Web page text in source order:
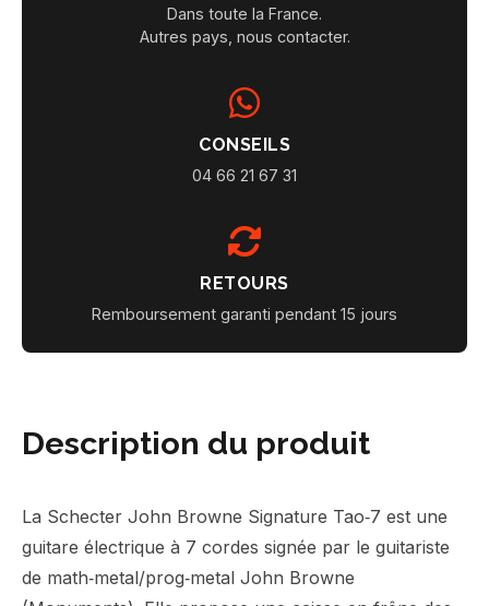
Dans toute la France.
Autres pays, nous contacter.
CONSEILS
04 66 21 67 31
RETOURS
Remboursement garanti pendant 15 jours
Description du produit
La Schecter John Browne Signature Tao‑7 est une
guitare électrique à 7 cordes signée par le guitariste
de math‑metal/prog‑metal John Browne